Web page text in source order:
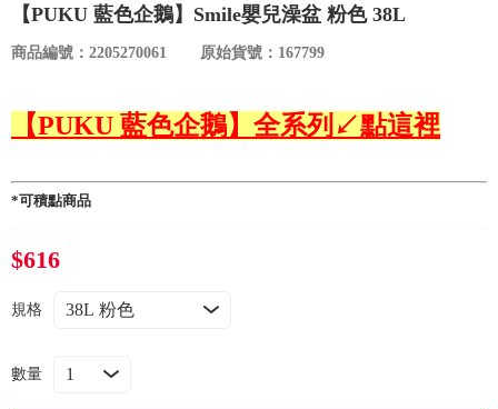
優惠活動
合作提案
購物流程
會員專區
常見問題
折價券、紅利說明
【PUKU 藍色企鵝】Smile嬰兒澡盆 粉色 38L
商品編號：2205270061 原始貨號：167799
【PUKU 藍色企鵝】全系列↙點這裡
*可積點商品
$616
規格
數量